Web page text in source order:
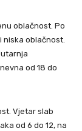
oblačnost. Po
niska oblačnost.
od 18 do
Vjetar slab
od 6 do 12, na